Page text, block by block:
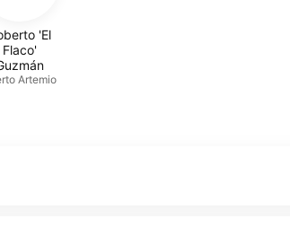
'El
Flaco'
Artemio